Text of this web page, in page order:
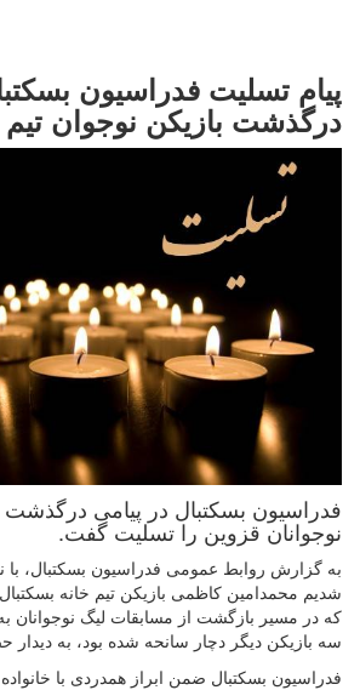
پیام تسلیت فدراسیون
درگذشت بازیکن نوجوان
فدراسیون بسکتبال در پیامی درگذشت
نوجوانان قزوین را تسلیت گفت.
به گزارش روابط عمومی فدراسیون بسکتبال، با
شدیم محمدامین کاظمی بازیکن تیم خانه
که در مسیر بازگشت از مسابقات لیگ نوجوانان
سه بازیکن دیگر دچار سانحه شده بود، به
فدراسیون بسکتبال ضمن ابراز همدردی با خانواده